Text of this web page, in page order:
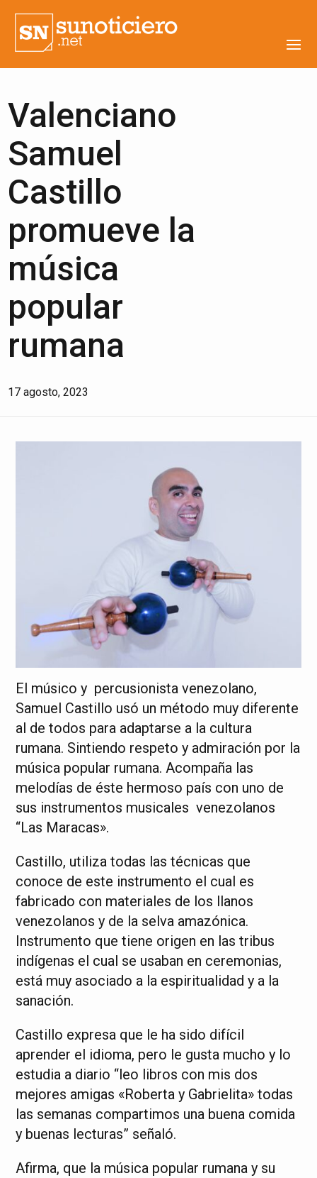
Valenciano
Samuel
Castillo
promueve la
música
popular
rumana
17 agosto, 2023
El músico y percusionista venezolano,
Samuel Castillo usó un método muy diferente
al de todos para adaptarse a la cultura
rumana. Sintiendo respeto y admiración por la
música popular rumana. Acompaña las
melodías de éste hermoso país con uno de
sus instrumentos musicales venezolanos
“Las Maracas».
Castillo, utiliza todas las técnicas que
conoce de este instrumento el cual es
fabricado con materiales de los llanos
venezolanos y de la selva amazónica.
Instrumento que tiene origen en las tribus
indígenas el cual se usaban en ceremonias,
está muy asociado a la espiritualidad y a la
sanación.
Castillo expresa que le ha sido difícil
aprender el idioma, pero le gusta mucho y lo
estudia a diario “leo libros con mis dos
mejores amigas «Roberta y Gabrielita» todas
las semanas compartimos una buena comida
y buenas lecturas” señaló.
Afirma, que la música popular rumana y su